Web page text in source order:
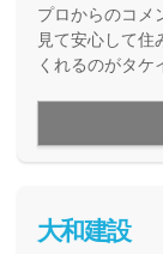
プロからのコメ
見て安心して
くれるのがタ
快適に過ごす
いる会社です。
仲介を行ってい
大和建設